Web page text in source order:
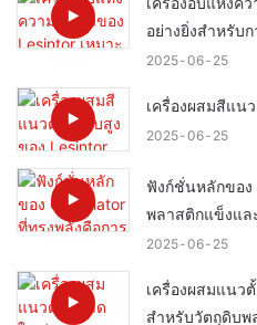
อย่างยิ่งสำหรับ
หรือขยะ
2025 06 25
เครื่องผสมสีแน
2025 06 25
ฟังก์ชั่นหลักของ
พลาสติกแข็งแล
ทรงแถบและพล
2025 06 25
เครื่องผสมแนว
สำหรับวัตถุดิบ